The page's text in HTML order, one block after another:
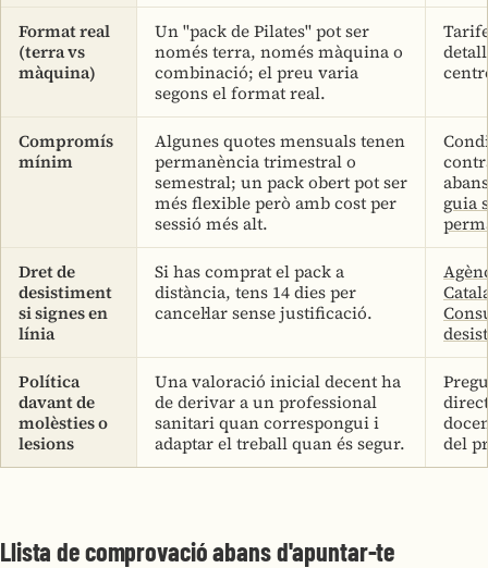
Format real
(terra vs
màquina)
Un "pack de Pilates" pot ser
només terra, només màquina o
combinació; el preu varia
segons el format real.
Compromís
mínim
Algunes quotes mensuals tenen
permanència trimestral o
semestral; un pack obert pot ser
més flexible però amb cost per
sessió més alt.
guia
Dret de
desistiment
si signes en
línia
Si has comprat el pack a
distància, tens 14 dies per
cancel·lar sense justificació.
Política
davant de
molèsties o
lesions
Una valoració inicial decent ha
de derivar a un professional
sanitari quan correspongui i
adaptar el treball quan és segur.
del
Llista de comprovació abans d'apuntar-te